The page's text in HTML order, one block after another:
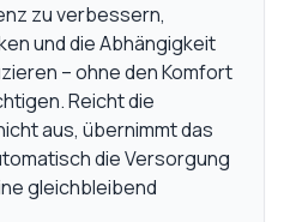
zu verbessern,
und die Abhängigkeit
– ohne den Komfort
Reicht die
aus, übernimmt das
die Versorgung
gleichbleibend